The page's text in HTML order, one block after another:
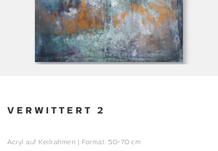
VERWITTERT 2
Acryl auf Keilrahmen | Format: 50×70 cm